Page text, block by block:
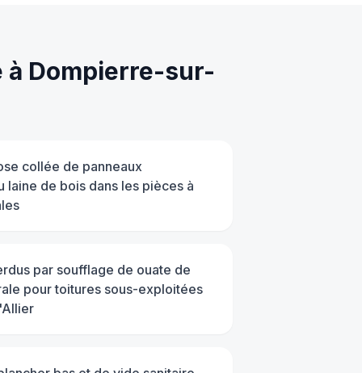
à Dompierre-sur-
collée de panneaux
laine de bois dans les pièces à
par soufflage de ouate de
pour toitures sous-exploitées